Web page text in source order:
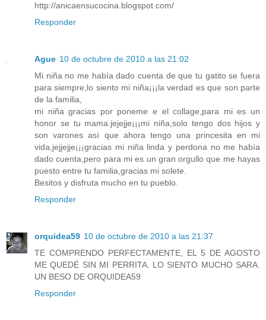
http://anicaensucocina.blogspot.com/
Responder
Ague 10 de octubre de 2010 a las 21:02
Mi niña no me había dado cuenta de que tu gatito se fuera
para siempre,lo siento mi niña¡¡¡la verdad es que son parte
de la familia,
mi niña gracias por poneme e el collage,para mi es un
honor se tu mama.jejejje¡¡¡mi niña,solo tengo dos hijos y
son varones así que ahora tengo una princesita en mi
vida,jejjejje¡¡¡gracias mi niña linda y perdona no me había
dado cuenta,pero para mi es un gran orgullo que me hayas
puesto entre tu familia,gracias mi solete.
Besitos y disfruta mucho en tu pueblo.
Responder
orquidea59 10 de octubre de 2010 a las 21:37
TE COMPRENDO PERFECTAMENTE, EL 5 DE AGOSTO
ME QUEDÉ SIN MI PERRITA. LO SIENTO MUCHO SARA.
UN BESO DE ORQUIDEA59
Responder